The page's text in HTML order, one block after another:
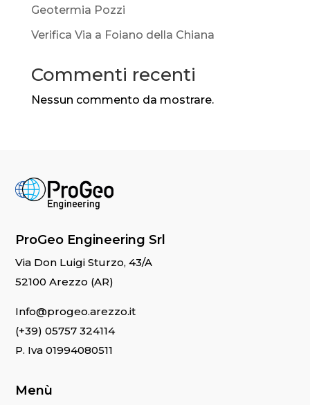
Geotermia Pozzi
Verifica Via a Foiano della Chiana
Commenti recenti
Nessun commento da mostrare.
ProGeo Engineering Srl
Via Don Luigi Sturzo, 43/A
52100 Arezzo (AR)
Info@progeo.arezzo.it
(+39) 05757 324114
P. Iva 01994080511
Menù